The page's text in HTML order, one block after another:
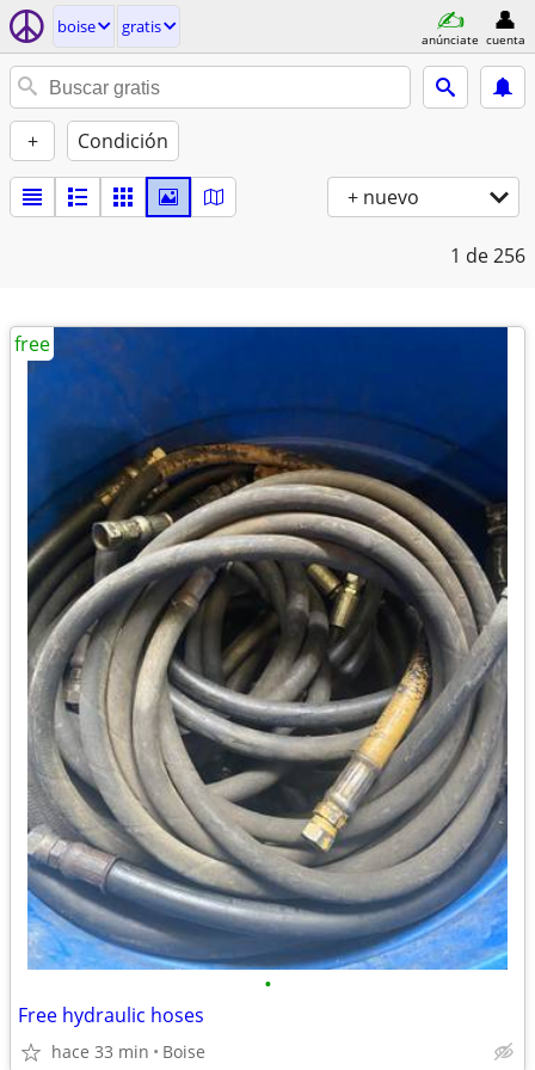
boise gratis
anúnciate cuenta
+ Condición
+ nuevo
1 de 256
•
Free hydraulic hoses
hace 33 min Boise
free